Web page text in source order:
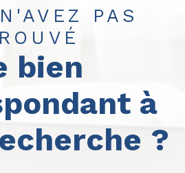
PAS
bien
à
?